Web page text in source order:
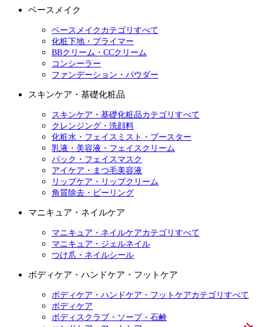
ベースメイク
ベースメイクカテゴリすべて
化粧下地・プライマー
BBクリーム・CCクリーム
コンシーラー
ファンデーション・パウダー
スキンケア・基礎化粧品
スキンケア・基礎化粧品カテゴリすべて
クレンジング・洗顔料
化粧水・フェイスミスト・ブースター
乳液・美容液・フェイスクリーム
パック・フェイスマスク
アイケア・まつ毛美容液
リップケア・リップクリーム
角質除去・ピーリング
マニキュア・ネイルケア
マニキュア・ネイルケアカテゴリすべて
マニキュア・ジェルネイル
つけ爪・ネイルシール
ボディケア・ハンドケア・フットケア
ボディケア・ハンドケア・フットケアカテゴリすべて
ボディケア
ボディスクラブ・ソープ・石鹸